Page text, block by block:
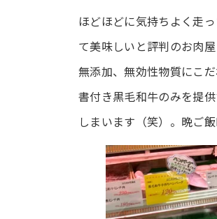
ほどほどに気持ちよく走
て美味しいと評判のお肉屋
無添加、無効性物質にこ
書付き黒毛和牛のみを提
しまいます（笑）。晩ご